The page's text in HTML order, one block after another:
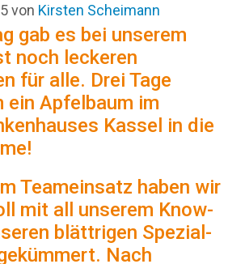
von Kirsten Scheimann
gab es bei unserem
noch leckeren
für alle. Drei Tage
ein Apfelbaum im
Kassel in die
Teameinsatz haben wir
mit all unserem Know-
blättrigen Spezial-
Nach